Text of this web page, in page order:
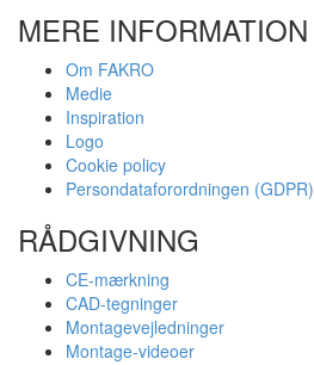
MERE INFORMATION
Om FAKRO
Medie
Inspiration
Logo
Cookie policy
Persondataforordningen (GDPR)
RÅDGIVNING
CE-mærkning
CAD-tegninger
Montagevejledninger
Montage-videoer